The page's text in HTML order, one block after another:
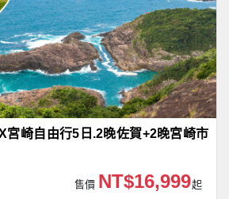
宮崎自由行5日.2晚佐賀+2晚宮崎市
售價 NT$16,999起